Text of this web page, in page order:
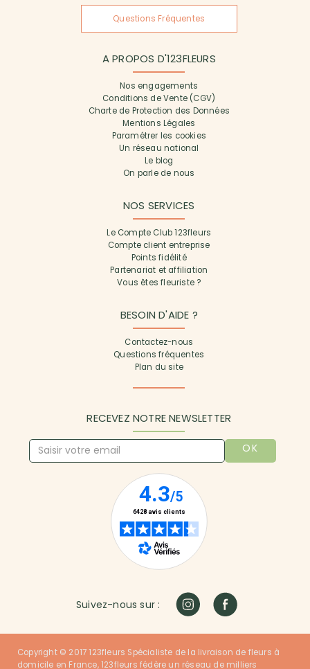
Questions Fréquentes
A PROPOS D'123FLEURS
Nos engagements
Conditions de Vente (CGV)
Charte de Protection des Données
Mentions Légales
Paramétrer les cookies
Un réseau national
Le blog
On parle de nous
NOS SERVICES
Le Compte Club 123fleurs
Compte client entreprise
Points fidélité
Partenariat et affiliation
Vous êtes fleuriste ?
BESOIN D'AIDE ?
Contactez-nous
Questions fréquentes
Plan du site
RECEVEZ NOTRE NEWSLETTER
OK
Suivez-nous sur :
Copyright © 2017 123fleurs Spécialiste de la livraison de fleurs à
domicile en France, 123fleurs fédère un réseau de milliers